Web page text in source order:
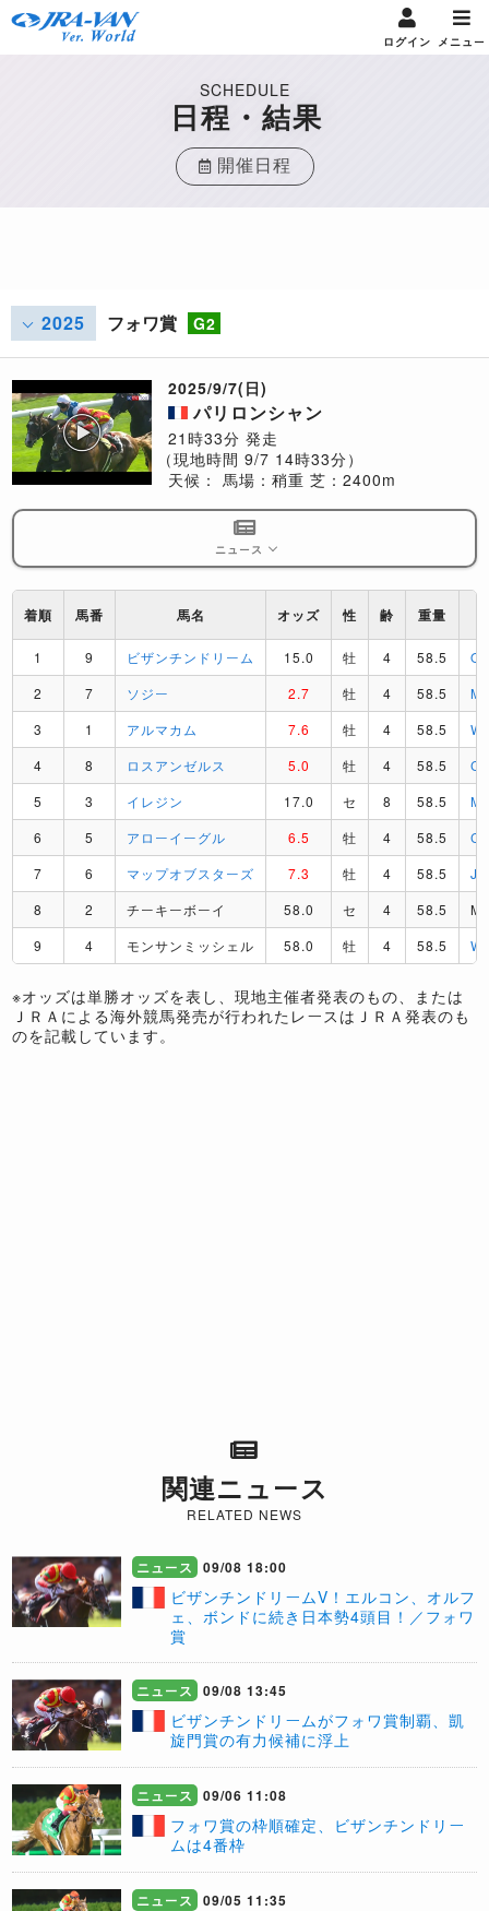
ログイン メニュー
SCHEDULE
日程・結果
開催日程
2025 フォワ賞 G2
2025/9/7(日)
パリロンシャン
21時33分 発走
（現地時間 9/7 14時33分）
天候： 馬場：稍重 芝：2400m
ニュース
着順 馬番 馬名 オッズ 性 齢 重量
1 9 ビザンチンドリーム 15.0 牡 4 58.5
O
2
7 ソジー 2.7 牡 4 58.5
M
3
1 アルマカム 7.6 牡 4 58.5
W
4
8 ロスアンゼルス 5.0 牡 4 58.5
C
5
3 イレジン 17.0 セ 8 58.5
M
6
5 アローイーグル 6.5 牡 4 58.5
C
7
6 マップオブスターズ 7.3 牡 4 58.5
J
8
2 チーキーボーイ 58.0 セ 4 58.5
M
9
4 モンサンミッシェル 58.0 牡 4 58.5 W
※オッズは単勝オッズを表し、現地主催者発表のもの、または
ＪＲＡによる海外競馬発売が行われたレースはＪＲＡ発表のも
のを記載しています。
関連ニュース
RELATED NEWS
ニュース 09/08 18:00
ビザンチンドリームV！エルコン、オルフ
ェ、ボンドに続き日本勢4頭目！／フォワ
賞
ニュース 09/08 13:45
​ビザンチンドリームがフォワ賞制覇、凱
旋門賞の有力候補に浮上
ニュース 09/06 11:08
フォワ賞の枠順確定、ビザンチンドリー
ムは4番枠
ニュース 09/05 11:35